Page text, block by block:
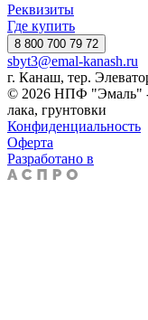
Реквизиты
Где купить
8 800 700 79 72
sbyt3@emal-kanash.ru
г. Канаш, тер.
© 2026 НПФ "Эмаль" -
лака, грунтовки
Конфиденциальность
Оферта
Разработано в